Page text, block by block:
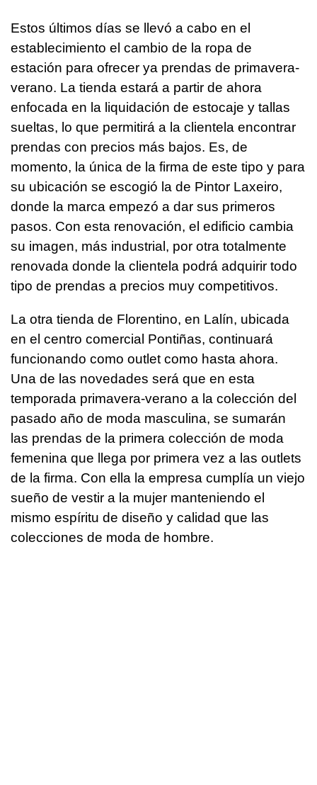
Estos últimos días se llevó a cabo en el
establecimiento el cambio de la ropa de
estación para ofrecer ya prendas de primavera-
verano. La tienda estará a partir de ahora
enfocada en la liquidación de estocaje y tallas
sueltas, lo que permitirá a la clientela encontrar
prendas con precios más bajos. Es, de
momento, la única de la firma de este tipo y para
su ubicación se escogió la de Pintor Laxeiro,
donde la marca empezó a dar sus primeros
pasos. Con esta renovación, el edificio cambia
su imagen, más industrial, por otra totalmente
renovada donde la clientela podrá adquirir todo
tipo de prendas a precios muy competitivos.
La otra tienda de Florentino, en Lalín, ubicada
en el centro comercial Pontiñas, continuará
funcionando como outlet como hasta ahora.
Una de las novedades será que en esta
temporada primavera-verano a la colección del
pasado año de moda masculina, se sumarán
las prendas de la primera colección de moda
femenina que llega por primera vez a las outlets
de la firma. Con ella la empresa cumplía un viejo
sueño de vestir a la mujer manteniendo el
mismo espíritu de diseño y calidad que las
colecciones de moda de hombre.